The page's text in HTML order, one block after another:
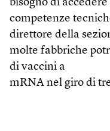
bisogno di
competenze
direttore della
molte fabbriche
di vaccini a
mRNA nel giro di